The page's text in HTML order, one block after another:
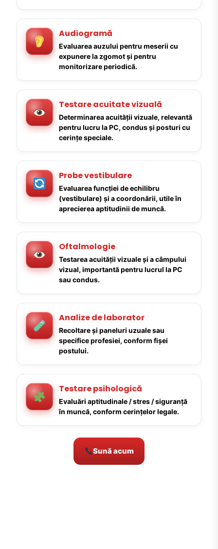
Audiogramă
Evaluarea auzului pentru meserii cu
expunere la zgomot și pentru
monitorizare periodică.
Testare acuitate vizuală
Determinarea acuității vizuale, relevantă
pentru lucru la PC, condus și posturi cu
cerințe speciale.
Probe vestibulare
Evaluarea funcției de echilibru
(vestibulare) și a coordonării, utile în
aprecierea aptitudinii de muncă.
Oftalmologie
Testarea acuității vizuale și a câmpului
vizual, importantă pentru lucrul la PC
sau condus.
Analize de laborator
Recoltare și paneluri uzuale sau
specifice profesiei, conform fișei
postului.
Testare psihologică
Evaluări aptitudinale / stres / siguranță
în muncă, conform cerințelor legale.
Sună acum